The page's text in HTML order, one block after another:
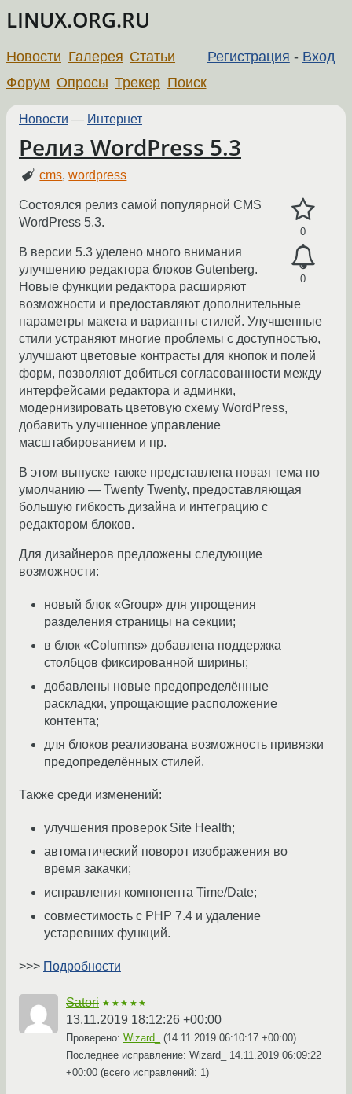
LINUX.ORG.RU
Регистрация - Вход
Новости Галерея Статьи
Форум Опросы Трекер Поиск
Новости — Интернет
Релиз WordPress 5.3
cms,wordpress
0
0
Состоялся релиз самой популярной CMS
WordPress 5.3.
В версии 5.3 уделено много внимания
улучшению редактора блоков Gutenberg.
Новые функции редактора расширяют
возможности и предоставляют дополнительные
параметры макета и варианты стилей. Улучшенные
стили устраняют многие проблемы с доступностью,
улучшают цветовые контрасты для кнопок и полей
форм, позволяют добиться согласованности между
интерфейсами редактора и админки,
модернизировать цветовую схему WordPress,
добавить улучшенное управление
масштабированием и пр.
В этом выпуске также представлена ​​новая тема по
умолчанию — Twenty Twenty, предоставляющая
большую гибкость дизайна и интеграцию с
редактором блоков.
Для дизайнеров предложены следующие
возможности:
новый блок «Group» для упрощения
разделения страницы на секции;
в блок «Columns» добавлена поддержка
столбцов фиксированной ширины;
добавлены новые предопределённые
раскладки, упрощающие расположение
контента;
для блоков реализована возможность привязки
предопределённых стилей.
Также среди изменений:
улучшения проверок Site Health;
автоматический поворот изображения во
время закачки;
исправления компонента Time/Date;
совместимость с PHP 7.4 и удаление
устаревших функций.
>>> Подробности
Satori ★★★★★
13.11.2019 18:12:26 +00:00
Проверено: Wizard_ (14.11.2019 06:10:17 +00:00)
Последнее исправление: Wizard_ 14.11.2019 06:09:22
+00:00 (всего исправлений: 1)